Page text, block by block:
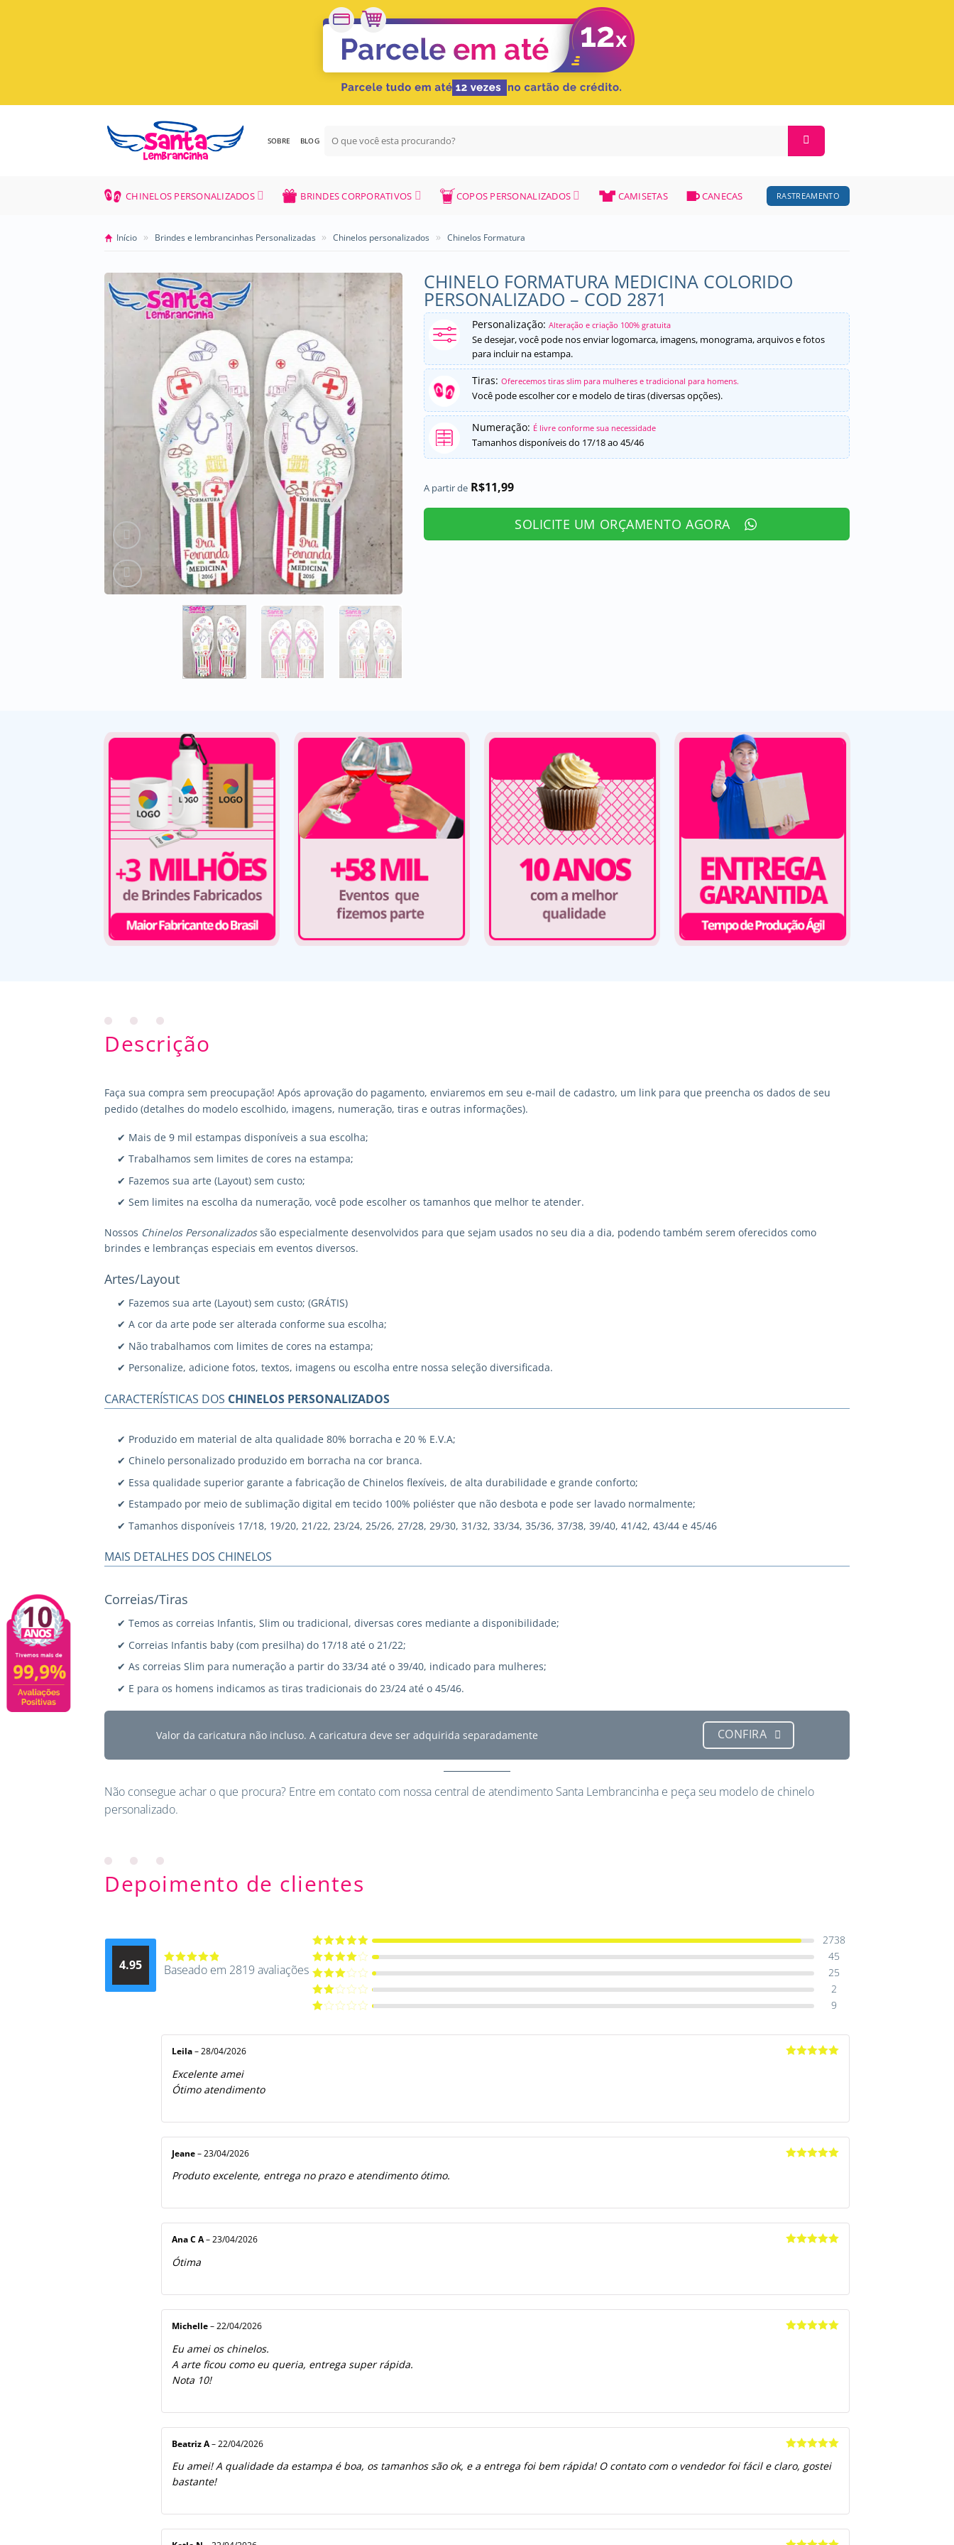
SOBRE BLOG
por:
CHINELOS PERSONALIZADOS BRINDES CORPORATIVOS COPOS PERSONALIZADOS CAMISETAS CANECAS RASTREAMENTO
Início » Brindes e lembrancinhas Personalizadas » Chinelos personalizados » Chinelos Formatura
CHINELO FORMATURA MEDICINA COLORIDO
PERSONALIZADO – COD 2871
Personalização: Alteração e criação 100% gratuita
Se desejar, você pode nos enviar logomarca, imagens, monograma, arquivos e fotos
para incluir na estampa.
Tiras: Oferecemos tiras slim para mulheres e tradicional para homens.
Você pode escolher cor e modelo de tiras (diversas opções).
Numeração: É livre conforme sua necessidade
Tamanhos disponíveis do 17/18 ao 45/46
A partir de R$11,99
SOLICITE UM ORÇAMENTO AGORA
Descrição
Faça sua compra sem preocupação! Após aprovação do pagamento, enviaremos em seu e-mail de cadastro, um link para que preencha os dados de seu
pedido (detalhes do modelo escolhido, imagens, numeração, tiras e outras informações).
✔ Mais de 9 mil estampas disponíveis a sua escolha;
✔ Trabalhamos sem limites de cores na estampa;
✔ Fazemos sua arte (Layout) sem custo;
✔ Sem limites na escolha da numeração, você pode escolher os tamanhos que melhor te atender.
Nossos Chinelos Personalizadossão especialmente desenvolvidos para que sejam usados no seu dia a dia, podendo também serem oferecidos como
brindes e lembranças especiais em eventos diversos.
Artes/Layout
✔ Fazemos sua arte (Layout) sem custo; (GRÁTIS)
✔ A cor da arte pode ser alterada conforme sua escolha;
✔ Não trabalhamos com limites de cores na estampa;
✔ Personalize, adicione fotos, textos, imagens ou escolha entre nossa seleção diversificada.
CARACTERÍSTICAS DOS CHINELOS PERSONALIZADOS
✔ Produzido em material de alta qualidade 80% borracha e 20 % E.V.A;
✔ Chinelo personalizado produzido em borracha na cor branca.
✔ Essa qualidade superior garante a fabricação de Chinelos flexíveis, de alta durabilidade e grande conforto;
✔ Estampado por meio de sublimação digital em tecido 100% poliéster que não desbota e pode ser lavado normalmente;
✔ Tamanhos disponíveis 17/18, 19/20, 21/22, 23/24, 25/26, 27/28, 29/30, 31/32, 33/34, 35/36, 37/38, 39/40, 41/42, 43/44 e 45/46
MAIS DETALHES DOS CHINELOS
Correias/Tiras
✔ Temos as correias Infantis, Slim ou tradicional, diversas cores mediante a disponibilidade;
✔ Correias Infantis baby (com presilha) do 17/18 até o 21/22;
✔ As correias Slim para numeração a partir do 33/34 até o 39/40, indicado para mulheres;
✔ E para os homens indicamos as tiras tradicionais do 23/24 até o 45/46.
Valor da caricatura não incluso. A caricatura deve ser adquirida separadamente CONFIRA
Não consegue achar o que procura? Entre em contato com nossa central de atendimento Santa Lembrancinha e peça seu modelo de chinelo
personalizado.
Depoimento de clientes
4.95
Avaliação
Baseado em 2819 avaliações
Avaliação5
2738
Avaliação
45
Avaliação
25
Avaliação
2
9
Leila – 28/04/2026
Excelente amei
Ótimo atendimento
Jeane – 23/04/2026
Produto excelente, entrega no prazo e atendimento ótimo.
Ana C A– 23/04/2026
Ótima
Michelle – 22/04/2026
Eu amei os chinelos.
A arte ficou como eu queria, entrega super rápida.
Nota 10!
de 5
Beatriz A – 22/04/2026
Eu amei! A qualidade da estampa é boa, os tamanhos são ok, e a entrega foi bem rápida! O contato com o vendedor foi fácil e claro, gostei
bastante!